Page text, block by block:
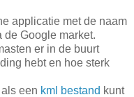
applicatie met de naam
de Google market.
er in de buurt
hebt en hoe sterk
een kml bestand kunt